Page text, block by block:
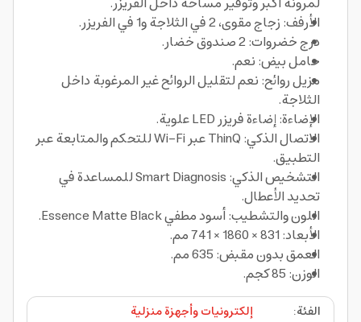
الأرفف: زجاج مقوى، 2 في الثلاجة و1 في الفريزر.
درج خضروات: 2 صندوق خضار.
حامل بيض: نعم.
مزيل روائح: نعم لتقليل الروائح غير المرغوبة داخل
الثلاجة.
الإضاءة: إضاءة فريزر LED علوية.
الاتصال الذكي: ThinQ عبر Wi‑Fi للتحكم والمتابعة عبر
التطبيق.
التشخيص الذكي: Smart Diagnosis للمساعدة في
تحديد الأعطال.
اللون والتشطيب: أسود مطفي Essence Matte Black.
الأبعاد: 831 × 1860 × 741 مم.
العمق بدون مقبض: 635 مم.
الوزن: 85 كجم.
الفئة:
إلكترونيات وأجهزة منزلية